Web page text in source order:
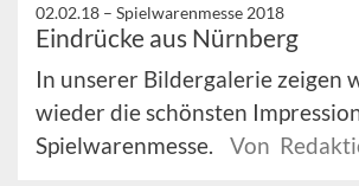
02.02.18 – Spielwarenmesse 2018
Eindrücke aus Nürnberg
In unserer Bildergalerie zeigen
wieder die schönsten
Spielwarenmesse.
Von